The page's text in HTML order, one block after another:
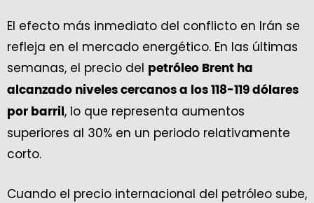
El efecto más inmediato del conflicto en Irán se
refleja en el mercado energético. En las últimas
semanas, el precio del petróleo Brent ha
alcanzado niveles cercanos a los 118-119 dólares
por barril , lo que representa aumentos
superiores al 30% en un periodo relativamente
corto.
Cuando el precio internacional del petróleo sube,